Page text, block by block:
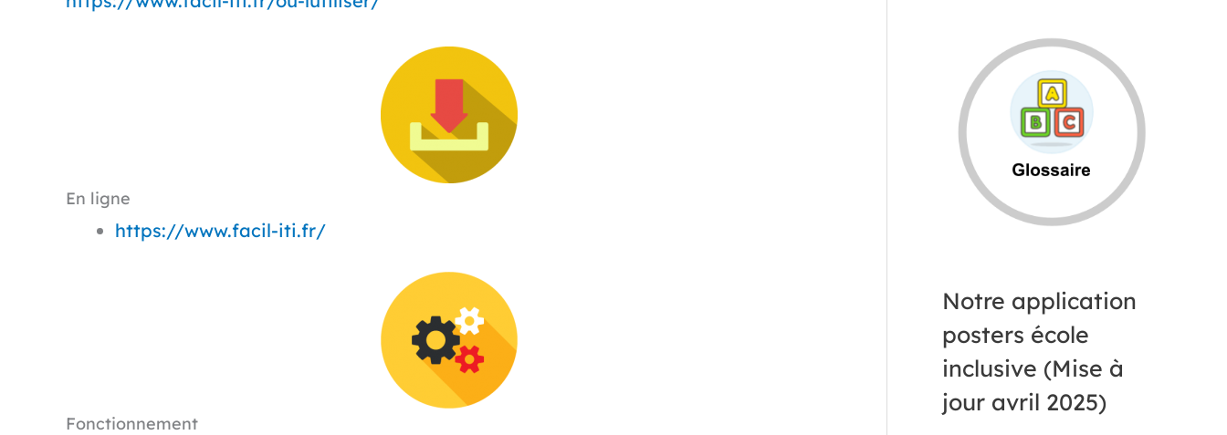
En ligne
https://www.facil-iti.fr/
Fonctionnement
Notre application
posters école
inclusive (Mise à
jour avril 2025)